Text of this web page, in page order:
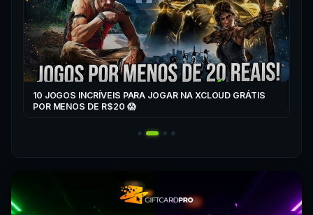
10 JOGOS INCRÍVEIS PARA JOGAR NA XCLOUD GRÁTIS
POR MENOS DE R$20 😱